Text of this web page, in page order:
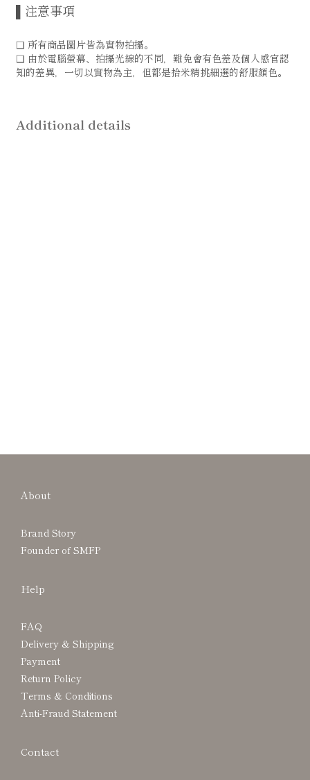
▌注意事項
❑ 所有商品圖片皆為實物拍攝。
❑ 由於電腦螢幕、拍攝光線的不同，難免會有色差及個人感官認
知的差異，一切以實物為主，但都是拾米精挑細選的舒服顏色。
Additional details
About
Brand Story
Founder of SMFP
Help
FAQ
Delivery & Shipping
Payment
Return Policy
Terms & Conditions
Anti-Fraud Statement
Contact